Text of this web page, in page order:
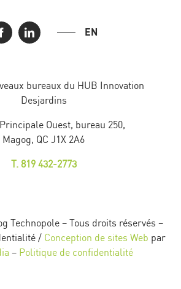
EN
bureaux du HUB Innovation
Desjardins
Ouest, bureau 250,
Magog, QC J1X 2A6
T. 819 432-2773
Technopole – Tous droits réservés –
/ Conception de sites Web par
– Politique de confidentialité